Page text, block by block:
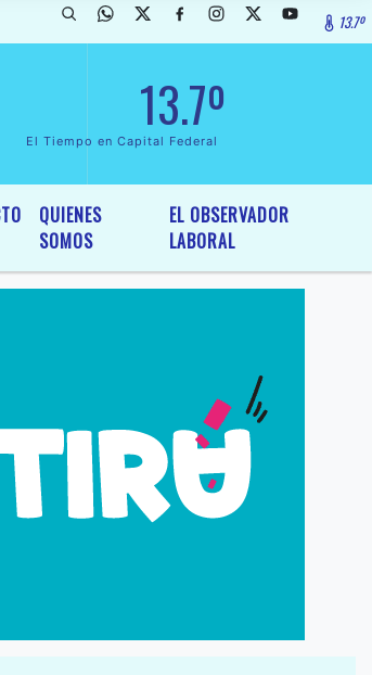
y Legislativo, por Ordenanza NÂº 6236/19 del13.7º
13.7º
El Tiempo en Capital Federal
QUIENES
SOMOS
EL OBSERVADOR
LABORAL